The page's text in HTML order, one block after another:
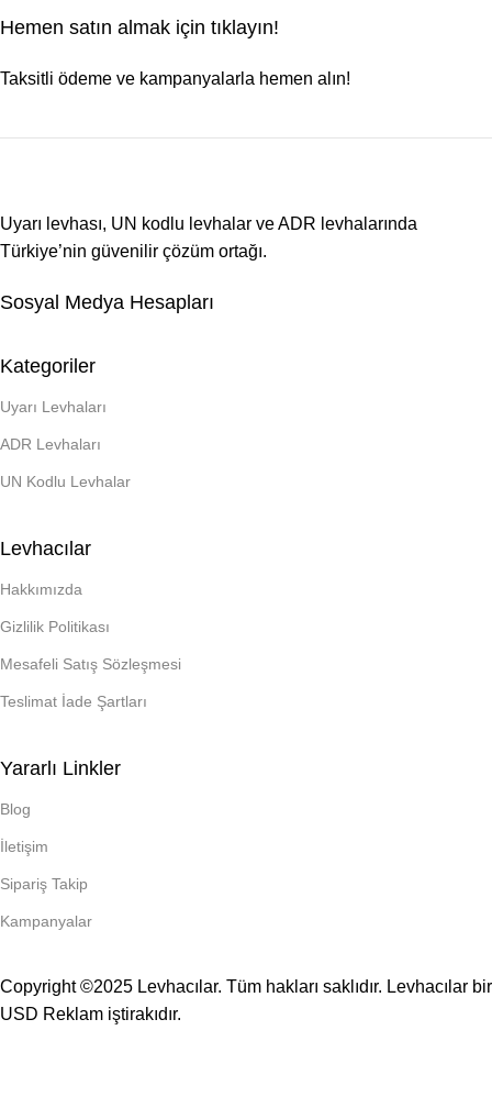
Hemen satın almak için tıklayın!
Taksitli ödeme ve kampanyalarla hemen alın!
Uyarı levhası, UN kodlu levhalar ve ADR levhalarında
Türkiye’nin güvenilir çözüm ortağı.
Sosyal Medya Hesapları
Kategoriler
Uyarı Levhaları
ADR Levhaları
UN Kodlu Levhalar
Levhacılar
Hakkımızda
Gizlilik Politikası
Mesafeli Satış Sözleşmesi
Teslimat İade Şartları
Yararlı Linkler
Blog
İletişim
Sipariş Takip
Kampanyalar
Copyright ©2025 Levhacılar. Tüm hakları saklıdır. Levhacılar bir
USD Reklam iştirakıdır.